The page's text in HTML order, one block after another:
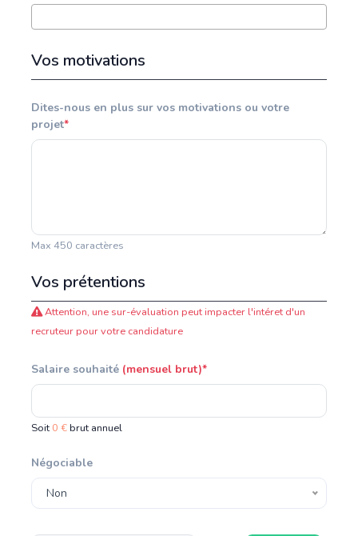
Vos motivations
Dites-nous en plus sur vos motivations ou votre
projet*
Max 450 caractères
Vos prétentions
Attention, une sur-évaluation peut impacter l'intéret d'un
recruteur pour votre candidature
Salaire souhaité (mensuel brut)*
Soit 0 €brut annuel
Négociable
Non